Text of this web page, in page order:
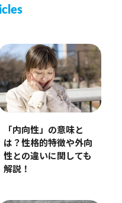
「内向性」の意味と
は？性格的特徴や外向
性との違いに関しても
解説！